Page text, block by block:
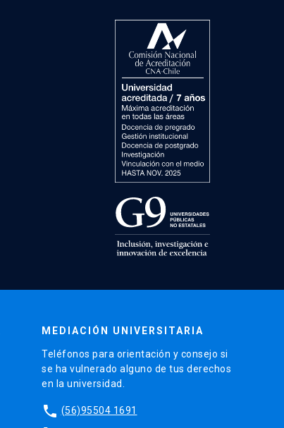
MEDIACIÓN UNIVERSITARIA
Teléfonos para orientación y consejo si
se ha vulnerado alguno de tus derechos
en la universidad.
phone (56)95504 1691